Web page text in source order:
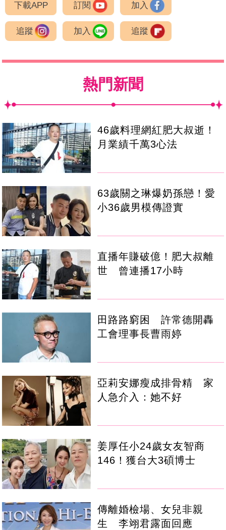
下載APP 訂閱 加入
追蹤 加入 追蹤
熱門新聞
46歲料理網紅肥大叔逝！
月業績千萬3心法
63歲關之琳爆奶孫戀！愛
小36歲男模傳證實
直播年賺破億！肥大叔離
世 曾連播17小時
田路路窮困 許常德開轟
工會理事長曹雨婷
亞莉安娜瘦成排骨精 家
人急介入：她不好
姜厚任小24歲女友智商
146！獲台大3碩博士
傳離婚檢場、女兒非親
生 李翊君露面回應